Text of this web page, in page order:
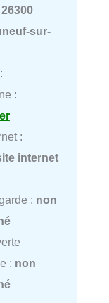
sur-
:
:
internet
: non
: non